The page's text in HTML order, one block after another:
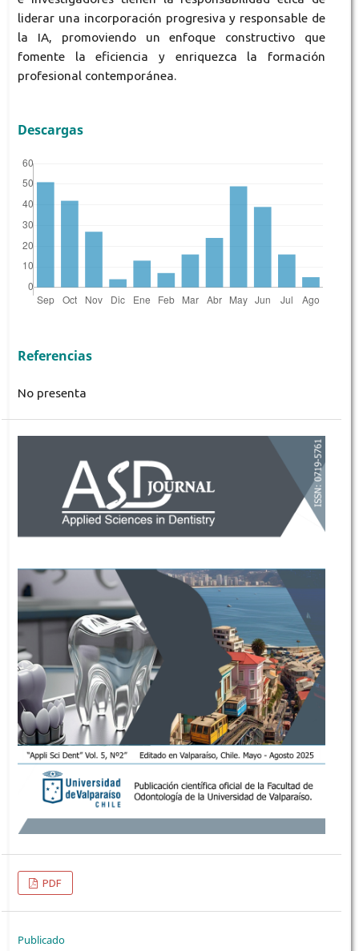
liderar una incorporación progresiva y responsable de
la IA, promoviendo un enfoque constructivo que
fomente la eficiencia y enriquezca la formación
profesional contemporánea.
Descargas
Referencias
No presenta
PDF
Publicado